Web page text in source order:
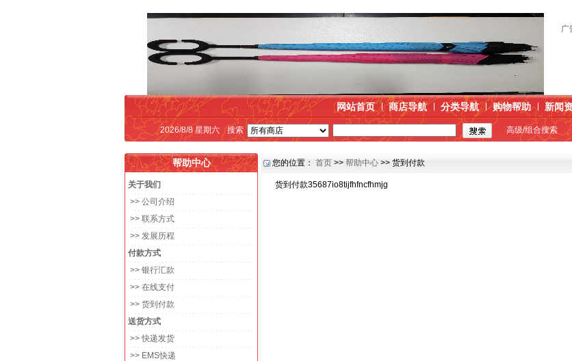
广
网站首页 商店导航 分类导航 购物帮助 新闻
2026/8/8 星期六 搜索 高级/组合搜索
帮助中心
关于我们
>> 公司介绍
>> 联系方式
>> 发展历程
付款方式
>> 银行汇款
>> 在线支付
>> 货到付款
送货方式
>> 快递发货
>> EMS快递
您的位置： 首页 >> 帮助中心 >> 货到付款
货到付款35687io8tijfhfncfhmjg